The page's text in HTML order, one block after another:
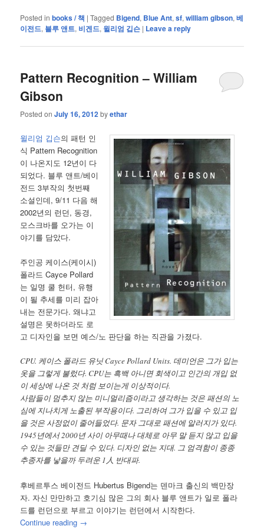
Posted in books / 책 |Tagged Bigend, Blue Ant,sf,william gibson,베
이전드, 블루 앤트, 비겐드, 윌리엄 깁슨 | Leave a reply
Pattern Recognition – William
Gibson
Posted onJuly 16, 2012byethar
윌리엄 깁슨의 패턴 인
식 Pattern Recognition
이 나온지도 12년이 다
되었다. 블루 앤트/베이
전드 3부작의 첫번째
소설인데, 9/11 다음 해
2002년의 런던, 동경,
모스크바를 오가는 이
야기를 담았다.
주인공 케이스(케이시)
폴라드 Cayce Pollard
는 일명 쿨 헌터, 유행
이 될 추세를 미리 잡아
내는 전문가다. 왜냐고
설명은 못하더라도 로
고 디자인을 보면 예스/노 판단을 하는 직관을 가졌다.
CPU. 케이스 폴라드 유닛 Cayce Pollard Units. 데미언은 그가 입는
옷을 그렇게 불렀다. CPU는 흑백 아니면 회색이고 인간의 개입 없
이 세상에 나온 것 처럼 보이는게 이상적이다.
사람들이 멈추지 않는 미니멀리즘이라고 생각하는 것은 패션의 노
심에 지나치게 노출된 부작용이다. 그리하여 그가 입을 수 있고 입
을 것은 사정없이 줄어들었다. 문자 그대로 패션에 알러지가 있다.
1945년에서 2000년 사이 아무때나 대체로 아무 말 듣지 않고 입을
수 있는 것들만 견딜 수 있다. 디자인 없는 지대. 그 엄격함이 종종
추종자를 낳을까 두려운 1人 반대파.
후베르투스 베이전드 Hubertus Bigend는 덴마크 출신의 백만장
자. 자신 만만하고 호기심 많은 그의 회사 블루 앤트가 일로 폴라
드를 런던으로 부르고 이야기는 런던에서 시작한다.
Continue reading →